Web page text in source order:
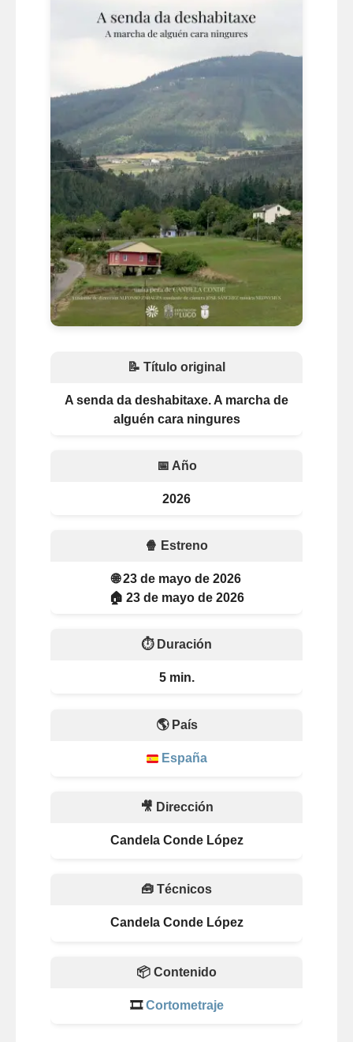
📝 Título original
A senda da deshabitaxe. A marcha de
alguén cara ningures
📅 Año
2026
🍿 Estreno
🌐 23 de mayo de 2026
🏠 23 de mayo de 2026
⏱️ Duración
5 min.
🌎 País
España
🎥 Dirección
Candela Conde López
🧰 Técnicos
Candela Conde López
📦 Contenido
🎞️Cortometraje